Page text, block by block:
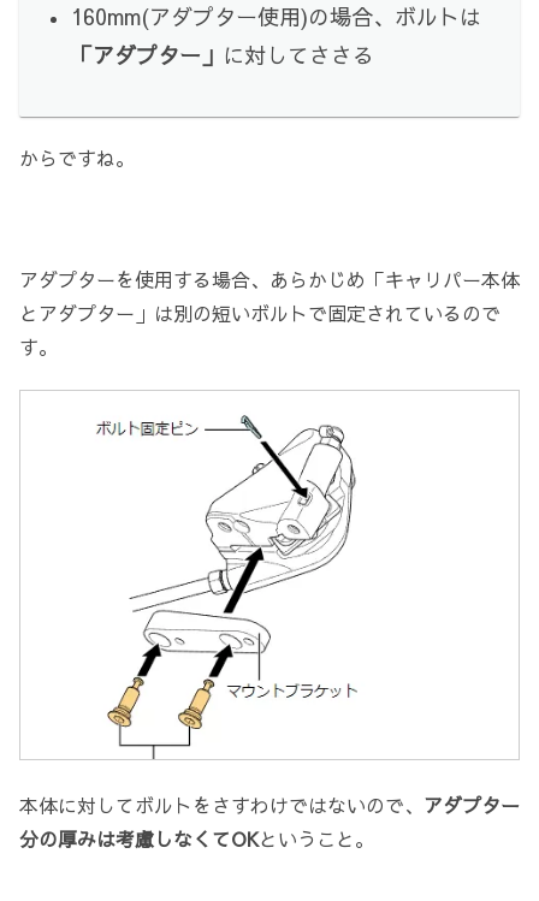
160mm(アダプター使用)の場合、ボルトは
「アダプター」 に対してささる
からですね。
アダプターを使用する場合、あらかじめ「キャリパー本体
とアダプター」は別の短いボルトで固定されているので
す。
本体に対してボルトをさすわけではないので、 アダプター
分の厚みは考慮しなくてOKということ。